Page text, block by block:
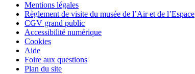
Mentions légales
Règlement de visite du musée de l’Air et de l’Espace
CGV grand public
Accessibilité numérique
Cookies
Aide
Foire aux questions
Plan du site